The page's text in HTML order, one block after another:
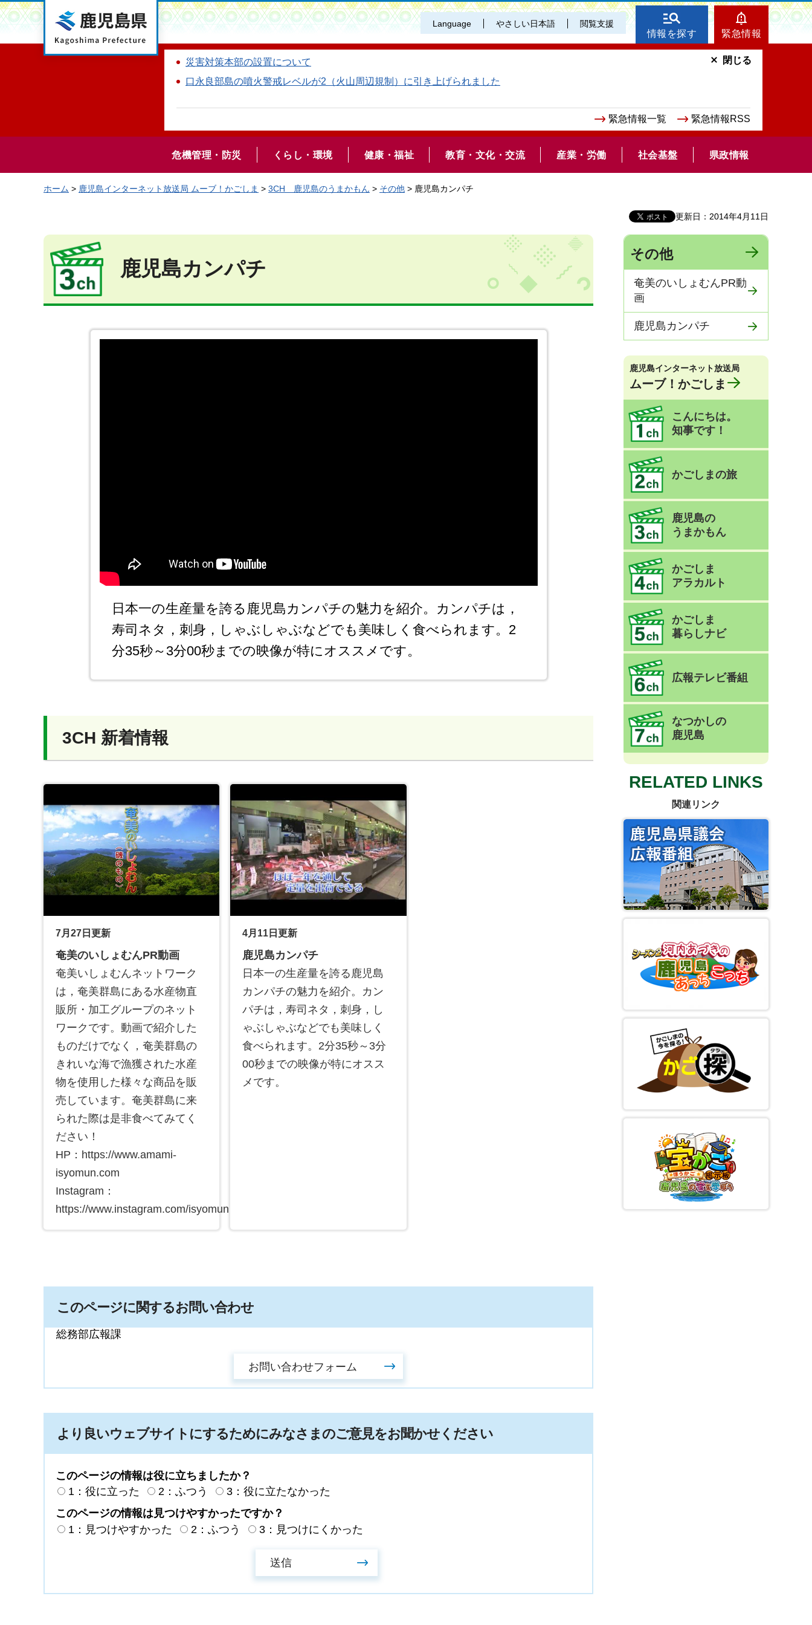
鹿児島県 Language やさしい日本語 閲覧支援
情報を探す 緊急情報
災害対策本部の設置について
口永良部島の噴火警戒レベルが2（火山周辺規制）に引き上げられました
緊急情報一覧 緊急情報RSS
閉じる
危機管理・防災 くらし・環境 健康・福祉 教育・文化・交流 産業・労働 社会基盤 県政情報
ホーム > 鹿児島インターネット放送局 ムーブ！かごしま > 3CH 鹿児島のうまかもん > その他 > 鹿児島カンパチ
更新日：2014年4月11日
鹿児島カンパチ
日本一の生産量を誇る鹿児島カンパチの魅力を紹介。カンパチは，
寿司ネタ，刺身，しゃぶしゃぶなどでも美味しく食べられます。2
分35秒～3分00秒までの映像が特にオススメです。
3CH 新着情報
7月27日更新
奄美のいしょむんPR動画
奄美いしょむんネットワーク
は，奄美群島にある水産物直
販所・加工グループのネット
ワークです。動画で紹介した
ものだけでなく，奄美群島の
きれいな海で漁獲された水産
物を使用した様々な商品を販
売しています。奄美群島に来
られた際は是非食べてみてく
ださい！
HP：https://www.amami-
isyomun.com
Instagram：
https://www.instagram.com/isyomun
4月11日更新
鹿児島カンパチ
日本一の生産量を誇る鹿児島
カンパチの魅力を紹介。カン
パチは，寿司ネタ，刺身，し
ゃぶしゃぶなどでも美味しく
食べられます。2分35秒～3分
00秒までの映像が特にオスス
メです。
このページに関するお問い合わせ
総務部広報課
より良いウェブサイトにするためにみなさまのご意見をお聞かせください
このページの情報は役に立ちましたか？
1：役に立った
2：ふつう
3：役に立たなかった
このページの情報は見つけやすかったですか？
1：見つけやすかった
2：ふつう 3：見つけにくかった
その他
奄美のいしょむんPR動
画
鹿児島カンパチ
鹿児島インターネット放送局
ムーブ！かごしま
こんにちは。
知事です！
かごしまの旅
鹿児島の
うまかもん
かごしま
アラカルト
かごしま
暮らしナビ
広報テレビ番組
なつかしの
鹿児島
RELATED LINKS
関連リンク